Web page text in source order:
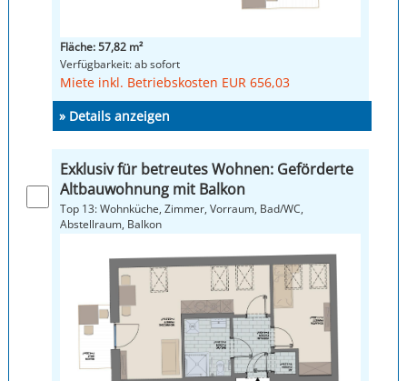
Fläche: 57,82 m²
Verfügbarkeit: ab sofort
Miete inkl. Betriebskosten EUR 656,03
» Details anzeigen
Exklusiv für betreutes Wohnen: Geförderte
Altbauwohnung mit Balkon
Top 13: Wohnküche, Zimmer, Vorraum, Bad/WC,
Abstellraum, Balkon